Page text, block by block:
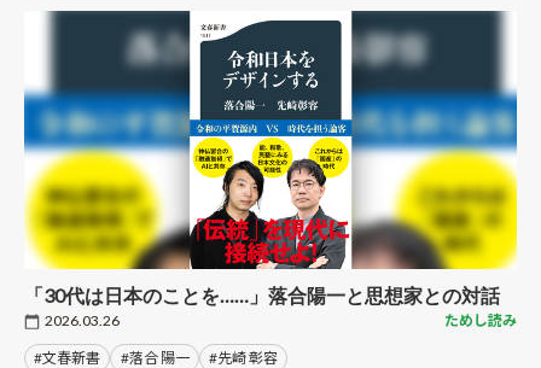
「30代は日本のことを……」落合陽一と思想家との対話
2026.03.26 ためし読み
#文春新書 #落合 陽一 #先崎 彰容